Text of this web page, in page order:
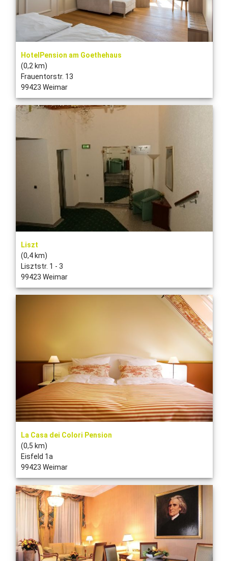
HotelPension am Goethehaus
(0,2 km)
Frauentorstr. 13
99423 Weimar
Liszt
(0,4 km)
Lisztstr. 1 - 3
99423 Weimar
La Casa dei Colori Pension
(0,5 km)
Eisfeld 1a
99423 Weimar